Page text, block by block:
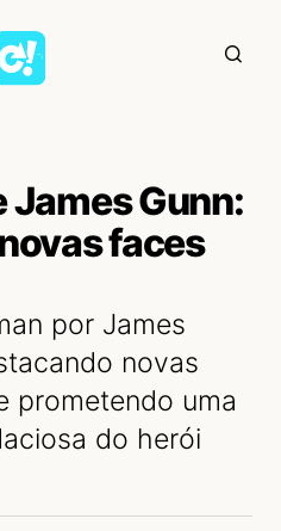
James Gunn:
faces
por James
novas
prometendo uma
do herói